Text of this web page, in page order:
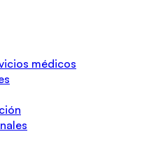
médicos